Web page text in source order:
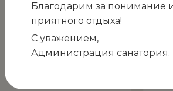
Вид процедуры закупки:
предложений. Состоится 11.00 ч.
2025г.
1. Сведения о заказчике
«Санаторий «Белоруссия».
Благодарим за понимание
приятного отдыха!
С уважением,
Администрация санатория.